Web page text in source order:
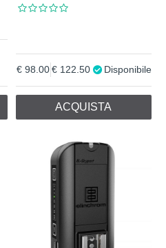
98.00 122.50 Disponibile
ACQUISTA